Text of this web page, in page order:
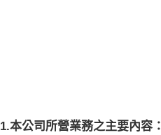
1.本公司所營業務之主要內容：